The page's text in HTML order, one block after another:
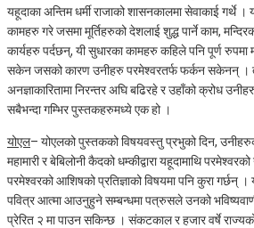
यहूदाका अन्तिम धर्मी राजाको शासनकालमा सेवाकाई गर्थे ।
कामहरु गरे जसमा मूर्तिहरुको देशलाई शुद्ध पार्ने काम,
कार्यहरु पर्दछन्, यी सुधारका कामहरु कहिले पनि पूर्ण
सकेन जसको कारण उनीहरु परमेश्‍वरतर्फ फर्कन सकेनन् ।
अनज्ञाकारितामा निरन्तर अघि बढिरहे र उहाँको क्रोध
सबैभन्दा गम्भिर पुस्तकहरुमध्ये एक हो ।
योएल– योएलको पुस्तकको विषयवस्तु प्रभुको दिन,
महामारी र बेबिलोनी कैदको धम्कीद्वारा यहूदामाथि
परमेश्‍वरको आशिषको प्रतिज्ञाको विषयमा पनि कुरा गर्छन्
पवित्र आत्मा आउनुहुने सम्बन्धमा पत्रुसले उनको
प्रेरित २ मा पाउन सकिन्छ । संकटकाल र हजार वर्षे